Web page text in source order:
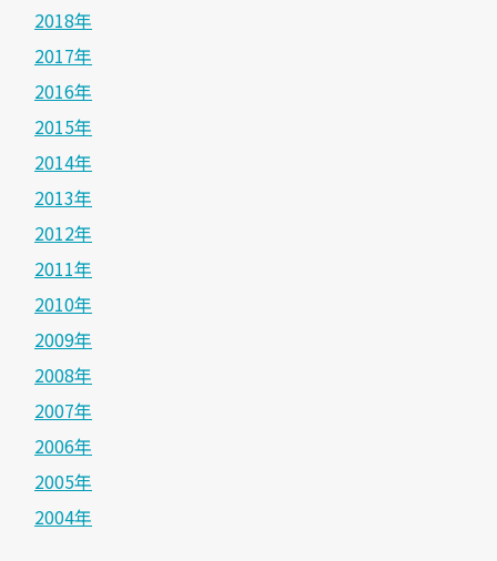
2018年
2017年
2016年
2015年
2014年
2013年
2012年
2011年
2010年
2009年
2008年
2007年
2006年
2005年
2004年